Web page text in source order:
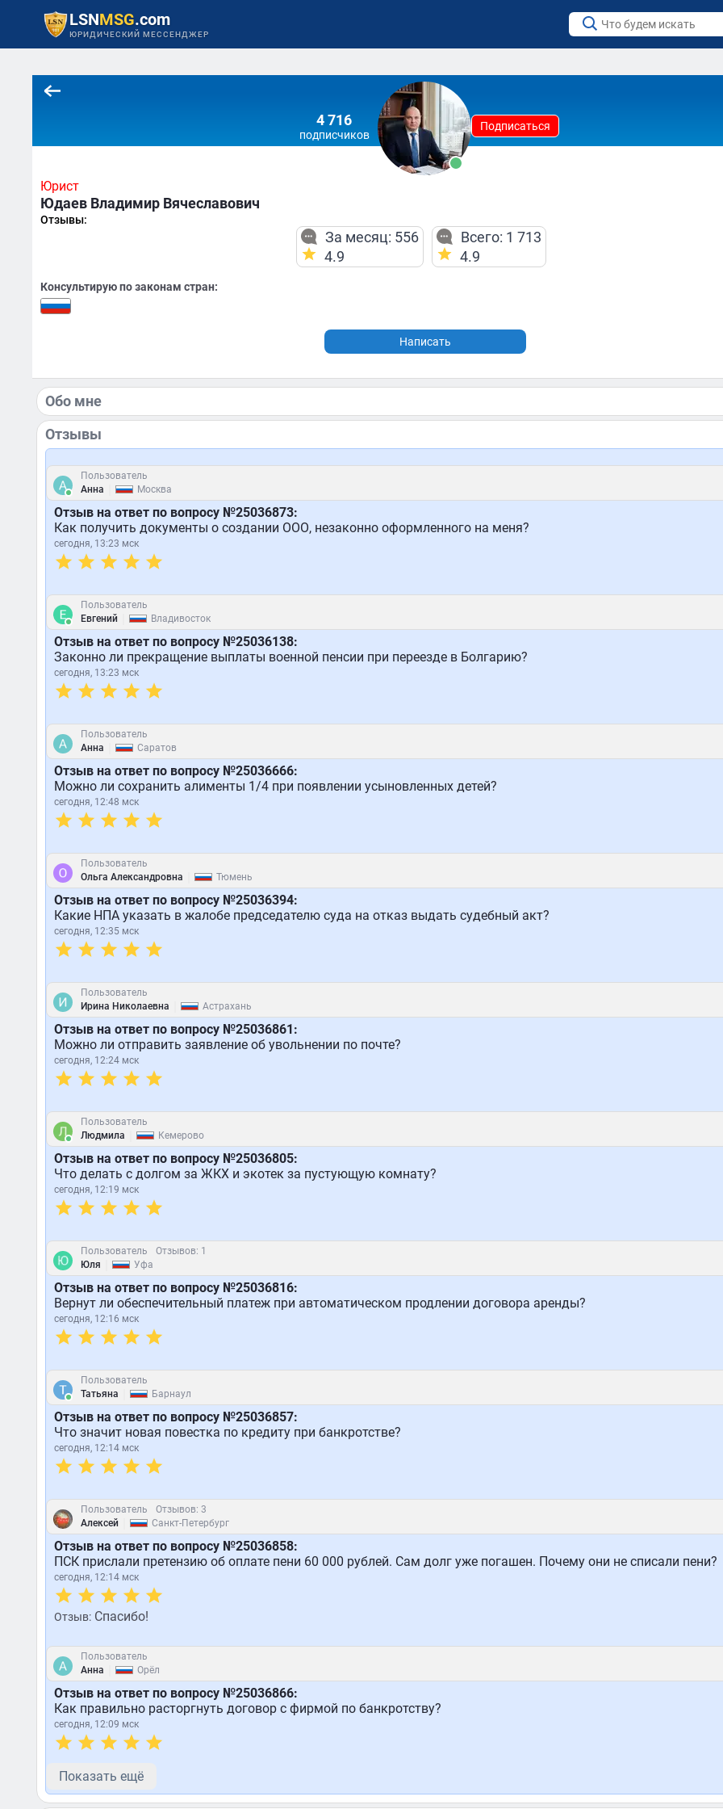
LSNMSG.com
ЮРИДИЧЕСКИЙ МЕССЕНДЖЕР
4 716
подписчиков
Подписаться
Юрист
Юдаев Владимир Вячеславович
Отзывы:
За месяц: 556
4.9
Всего: 1 713
4.9
Консультирую по законам стран:
Написать
Обо мне
Отзывы
Пользователь
Анна
Москва
Отзыв на ответ по вопросу №25036873:
Как получить документы о создании ООО, незаконно оформленного на меня?
сегодня, 13:23 мск
Пользователь
Евгений
Владивосток
Отзыв на ответ по вопросу №25036138:
Законно ли прекращение выплаты военной пенсии при переезде в Болгарию?
сегодня, 13:23 мск
Пользователь
Анна
Саратов
Отзыв на ответ по вопросу №25036666:
Можно ли сохранить алименты 1/4 при появлении усыновленных детей?
сегодня, 12:48 мск
Пользователь
Ольга Александровна
Тюмень
Отзыв на ответ по вопросу №25036394:
Какие НПА указать в жалобе председателю суда на отказ выдать судебный акт?
сегодня, 12:35 мск
Пользователь
Ирина Николаевна
Астрахань
Отзыв на ответ по вопросу №25036861:
Можно ли отправить заявление об увольнении по почте?
сегодня, 12:24 мск
Пользователь
Людмила
Кемерово
Отзыв на ответ по вопросу №25036805:
Что делать с долгом за ЖКХ и экотек за пустующую комнату?
сегодня, 12:19 мск
Пользователь
Отзывов: 1
Юля
Уфа
Отзыв на ответ по вопросу №25036816:
Вернут ли обеспечительный платеж при автоматическом продлении договора аренды?
сегодня, 12:16 мск
Пользователь
Татьяна
Барнаул
Отзыв на ответ по вопросу №25036857:
Что значит новая повестка по кредиту при банкротстве?
сегодня, 12:14 мск
Пользователь
Отзывов: 3
Алексей
Санкт-Петербург
Отзыв на ответ по вопросу №25036858:
ПСК прислали претензию об оплате пени 60 000 рублей. Сам долг уже погашен. Почему они не списали пени?
сегодня, 12:14 мск
Отзыв:Спасибо!
Пользователь
Анна
Орёл
Отзыв на ответ по вопросу №25036866:
Как правильно расторгнуть договор с фирмой по банкротству?
сегодня, 12:09 мск
Показать ещё